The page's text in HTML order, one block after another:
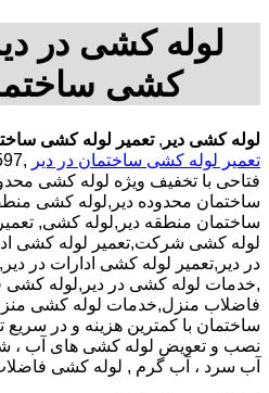
لوله کشی در
کشی
لوله کشی دیر ,تعمیر لوله کشی
تعمیر لوله کشی ساختمان در دیر
فتاحی با تخفیف ویژه لوله کشی
ساختمان محدوده دیر,لوله کشی
ساختمان منطقه دیر,لوله کشی,
لوله کشی شرکت,تعمیر لوله کشی
در دیر,تعمیر لوله کشی ادارات در
,خدمات لوله کشی در دیر,لوله کشی
فاضلاب منزل,خدمات لوله کشی
ساختمان با کمترین هزینه و در سریع
نصب و تعویض لوله کشی های آب ،
آب سرد ، آب گرم , لوله کشی